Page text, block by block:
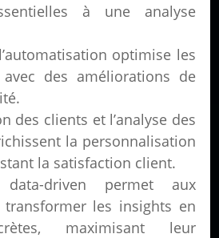
à une analyse
optimise les
avec des améliorations de
des clients et l’analyse des
la personnalisation
la satisfaction client.
driven permet aux
transformer les insights en
maximisant leur